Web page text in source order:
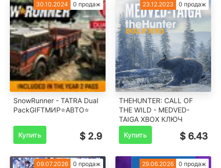
30.10.2024 0 продаж
SnowRunner - TATRA Dual
PackGIFTМИР⭐️АВТО⭐️
Купить $ 2.9
23.12.2023 0 продаж
THEHUNTER: CALL OF
THE WILD - MEDVED-
TAIGA XBOX КЛЮЧ
Купить
$ 6.43
09.07.2026 0 продаж 29.06.2026 0 продаж